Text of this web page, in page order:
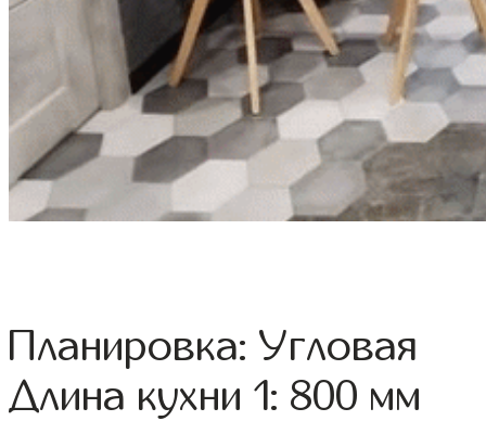
Планировка: Угловая
Длина кухни 1: 800 мм